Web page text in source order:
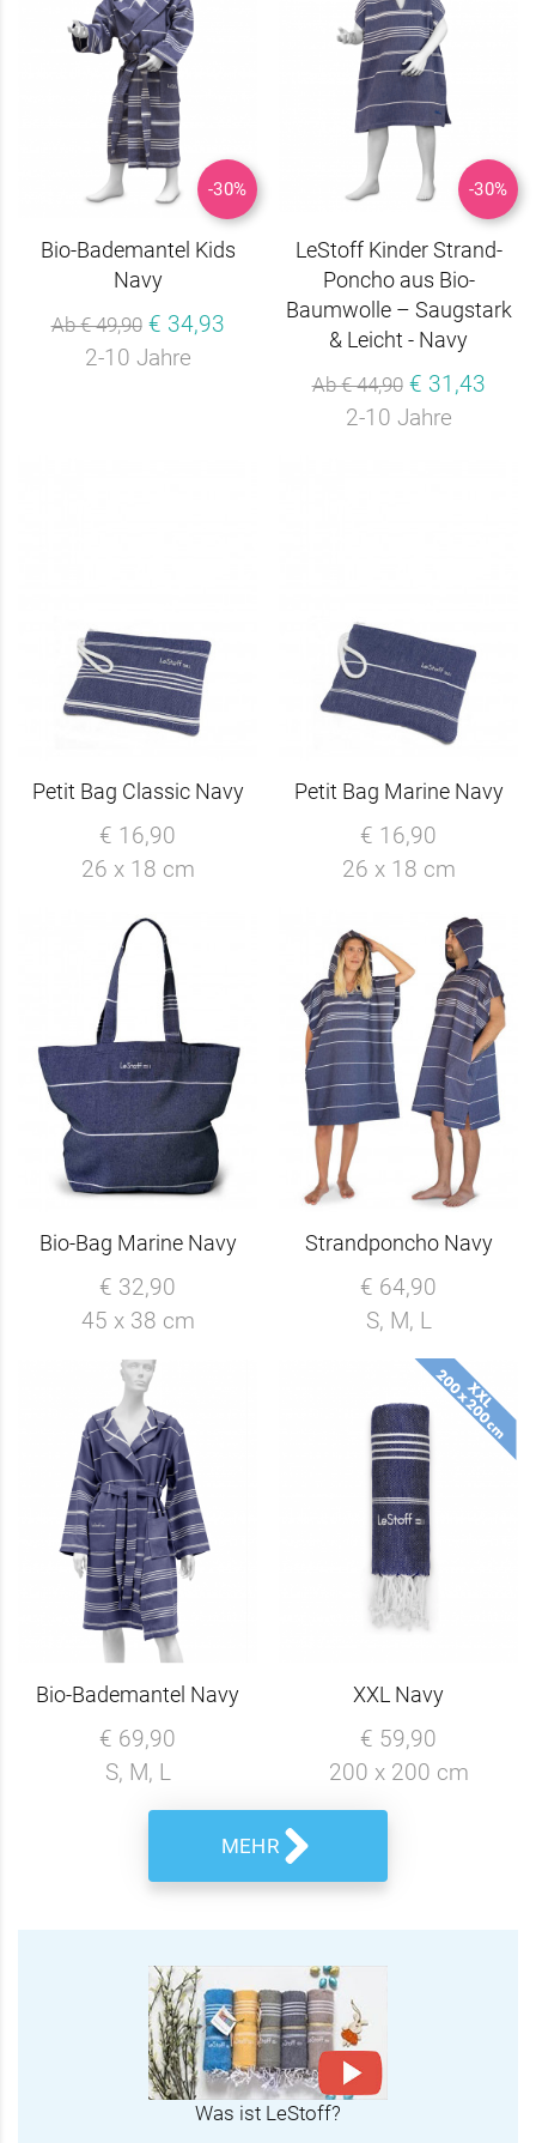
-30%
Bio-Bademantel Kids
Navy
Ab € 49,90 € 34,93
2-10 Jahre
-30%
LeStoff Kinder Strand-
Poncho aus Bio-
Baumwolle – Saugstark
& Leicht - Navy
Ab € 44,90 € 31,43
2-10 Jahre
Petit Bag Classic Navy
€ 16,90
26 x 18 cm
Petit Bag Marine Navy
€ 16,90
26 x 18 cm
Bio-Bag Marine Navy
€ 32,90
45 x 38 cm
Strandponcho Navy
€ 64,90
S, M, L
Bio-Bademantel Navy
€ 69,90
S, M, L
XXL Navy
€ 59,90
200 x 200 cm
MEHR
Was ist LeStoff?